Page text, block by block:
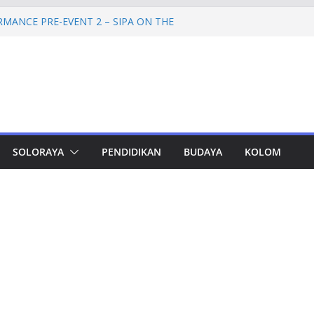
PRE-EVENT 2 – SIPA ON THE
Tampung 2.692 Siswa, Taj Yasin:
Rp1,2 Triliun untuk Pilgub
Mulai 2027
SPEM Akan Disidangkan
SOLORAYA PENDIDIKAN BUDAYA KOLOM